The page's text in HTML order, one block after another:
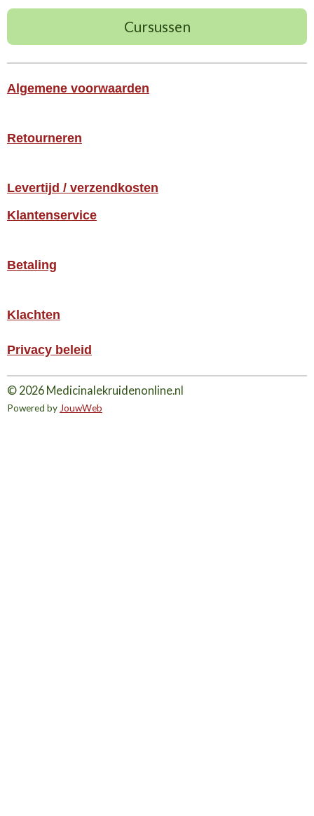
Cursussen
Algemene voorwaarden
Retourneren
Levertijd / verzendkosten
Klantenservice
Betaling
Klachten
Privacy beleid
© 2026 Medicinalekruidenonline.nl
Powered by JouwWeb